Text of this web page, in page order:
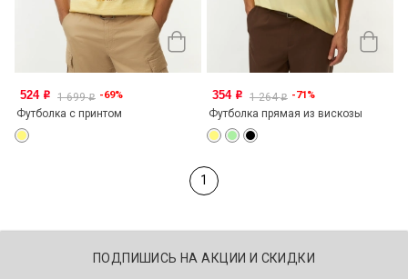
524 o 1 699o -69%
Футболка с принтом
354 o 1 264o -71%
Футболка прямая из вискозы
1
ПОДПИШИСЬ НА АКЦИИ И СКИДКИ